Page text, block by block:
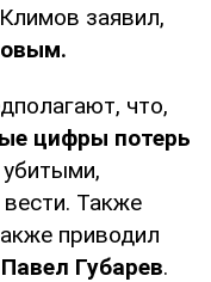
Климов заявил,
что,
цифры потерь
убитыми,
Также
приводил
Павел Губарев.